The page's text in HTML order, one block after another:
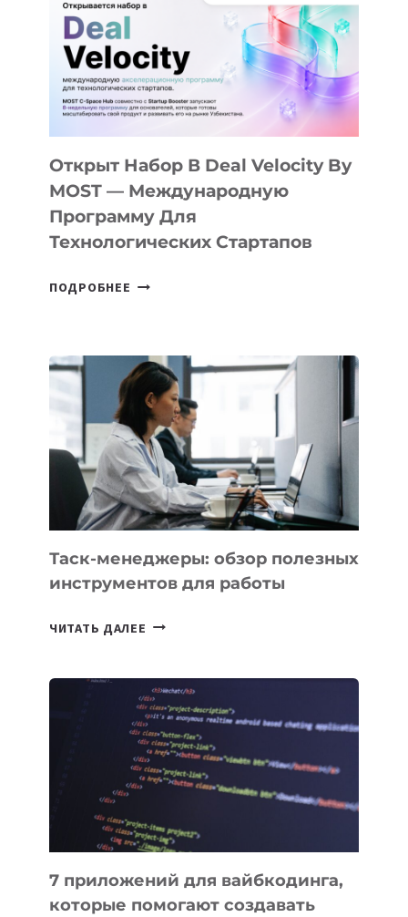
AI
YOUTH
CAMP
ДАЛ
30
ПОДРОСТКАМ
БИЛЕТ
В
ПРЕДПРИНИМАТЕЛЬСТВО
Открыт Набор В Deal Velocity By
MOST — Международную
Программу Для
Технологических Стартапов
ПОДРОБНЕЕ ОТКРЫТ
VELOCITY
BY
MOST
—
МЕЖДУНАРОДНУЮ
ПРОГРАММУ
ДЛЯ
ТЕХНОЛОГИЧЕСКИХ
СТАРТАПОВ
Таск-менеджеры: обзор полезных
инструментов для работы
ЧИТАТЬ ДАЛЕЕ ТАСК-
ПОЛЕЗНЫХ
ИНСТРУМЕНТОВ
ДЛЯ
РАБОТЫ
7 приложений для вайбкодинга,
которые помогают создавать